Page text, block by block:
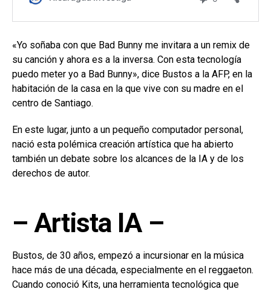
«Yo soñaba con que Bad Bunny me invitara a un remix de
su canción y ahora es a la inversa. Con esta tecnología
puedo meter yo a Bad Bunny», dice Bustos a la AFP, en la
habitación de la casa en la que vive con su madre en el
centro de Santiago.
En este lugar, junto a un pequeño computador personal,
nació esta polémica creación artística que ha abierto
también un debate sobre los alcances de la IA y de los
derechos de autor.
– Artista IA –
Bustos, de 30 años, empezó a incursionar en la música
hace más de una década, especialmente en el reggaeton.
Cuando conoció Kits, una herramienta tecnológica que